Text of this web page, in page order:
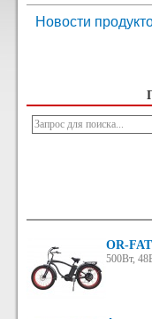
Новости
OR-
500Вт,